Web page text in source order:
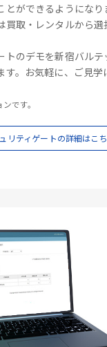
ができるようになり
取・レンタルから選
トのデモを新宿バルテ
す。お気軽に、ご見学
です。
リティゲートの詳細はこ